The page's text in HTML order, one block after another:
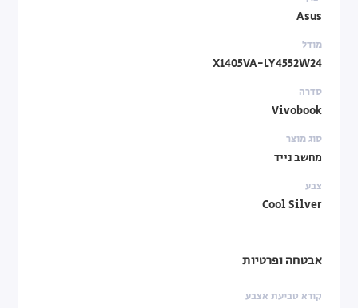
Asus
מודל
X1405VA-LY4552W24
סדרה
Vivobook
סוג מוצר
מחשב נייד
צבע
Cool Silver
אבטחה ופרטיות
קורא טביעת אצבע